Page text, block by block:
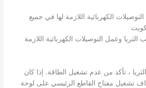
الكهربائية اللازمة لها في جميع
الثريا وعمل التوصيلات الكهربائية اللازمة
، تأكد من عدم تشغيل الطاقة. إذا كان
تشغيل مفتاح القاطع الرئيسي على لوحة